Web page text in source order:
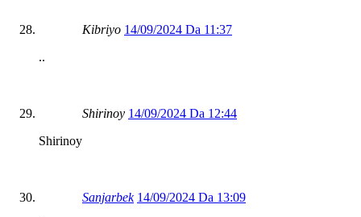
Kibriyo 14/09/2024 Da 11:37
..
Shirinoy 14/09/2024 Da 12:44
Shirinoy
Sanjarbek 14/09/2024 Da 13:09